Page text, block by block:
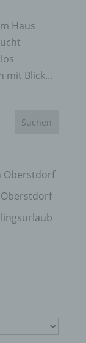
Haus
mit Blick...
Oberstdorf
Oberstdorf